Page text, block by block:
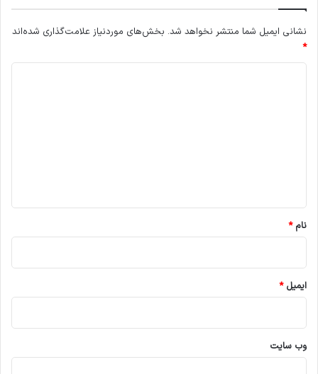
نشانی ایمیل شما منتشر نخواهد شد. بخش‌های موردنیاز علامت‌گذاری شده‌اند
*
نام*
ایمیل*
وب‌ سایت